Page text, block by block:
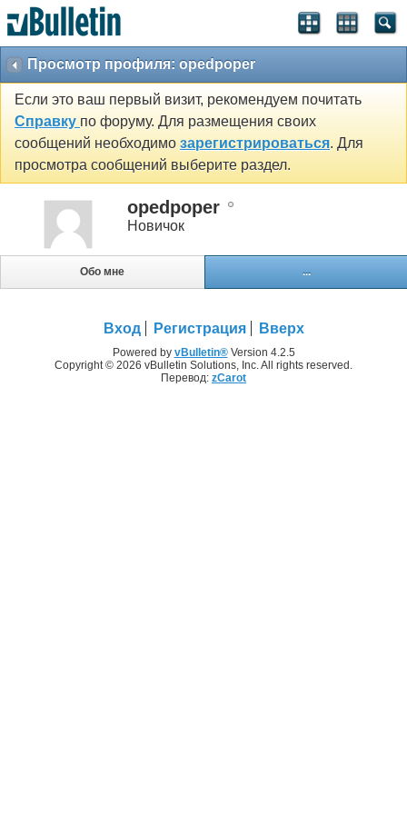
Просмотр профиля: opedpoper
Если это ваш первый визит, рекомендуем почитать
Справку по форуму. Для размещения своих
сообщений необходимо зарегистрироваться. Для
просмотра сообщений выберите раздел.
opedpoper
Новичок
Обо мне ...
Вход Регистрация Вверх
Powered by vBulletin®Version 4.2.5
Copyright © 2026 vBulletin Solutions, Inc. All rights reserved.
Перевод: zCarot